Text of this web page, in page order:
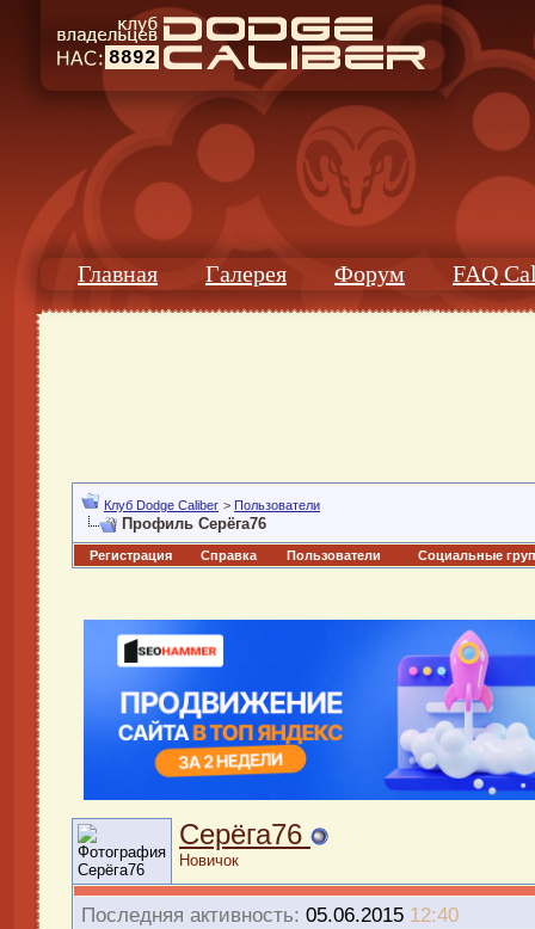
8892
Главная Галерея Форум FAQ
Клуб Dodge Caliber > Пользователи
Профиль Серёга76
Регистрация Справка Пользователи Социальные
Серёга76
Новичок
Последняя активность: 05.06.2015 12:40